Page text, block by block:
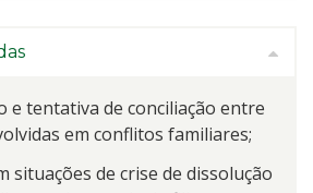
e tentativa de conciliação entre
em conflitos familiares;
situações de crise de dissolução